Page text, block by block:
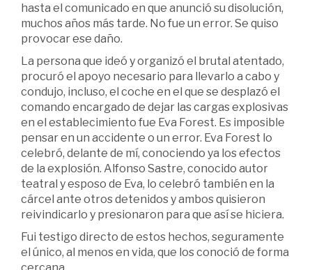
hasta el comunicado en que anunció su disolución,
muchos años más tarde. No fue un error. Se quiso
provocar ese daño.
La persona que ideó y organizó el brutal atentado,
procuró el apoyo necesario para llevarlo a cabo y
condujo, incluso, el coche en el que se desplazó el
comando encargado de dejar las cargas explosivas
en el establecimiento fue Eva Forest. Es imposible
pensar en un accidente o un error. Eva Forest lo
celebró, delante de mí, conociendo ya los efectos
de la explosión. Alfonso Sastre, conocido autor
teatral y esposo de Eva, lo celebró también en la
cárcel ante otros detenidos y ambos quisieron
reivindicarlo y presionaron para que así se hiciera.
Fui testigo directo de estos hechos, seguramente
el único, al menos en vida, que los conoció de forma